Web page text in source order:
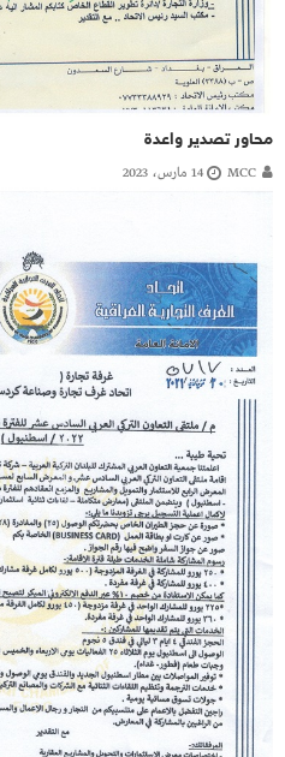
محاور تصدير واعدة
MCC 14 مارس، 2023